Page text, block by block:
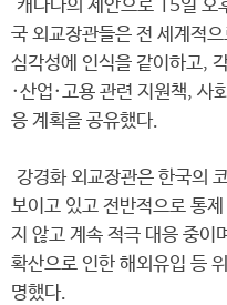
캐나다의 제안으로 15일 오
국 외교장관들은 전 세계적
심각성에 인식을 같이하고,
·산업·고용 관련 지원책, 사
응 계획을 공유했다.
강경화 외교장관은 한국의
보이고 있고 전반적으로 통
지 않고 계속 적극 대응 중이
확산으로 인한 해외유입 등
명했다.